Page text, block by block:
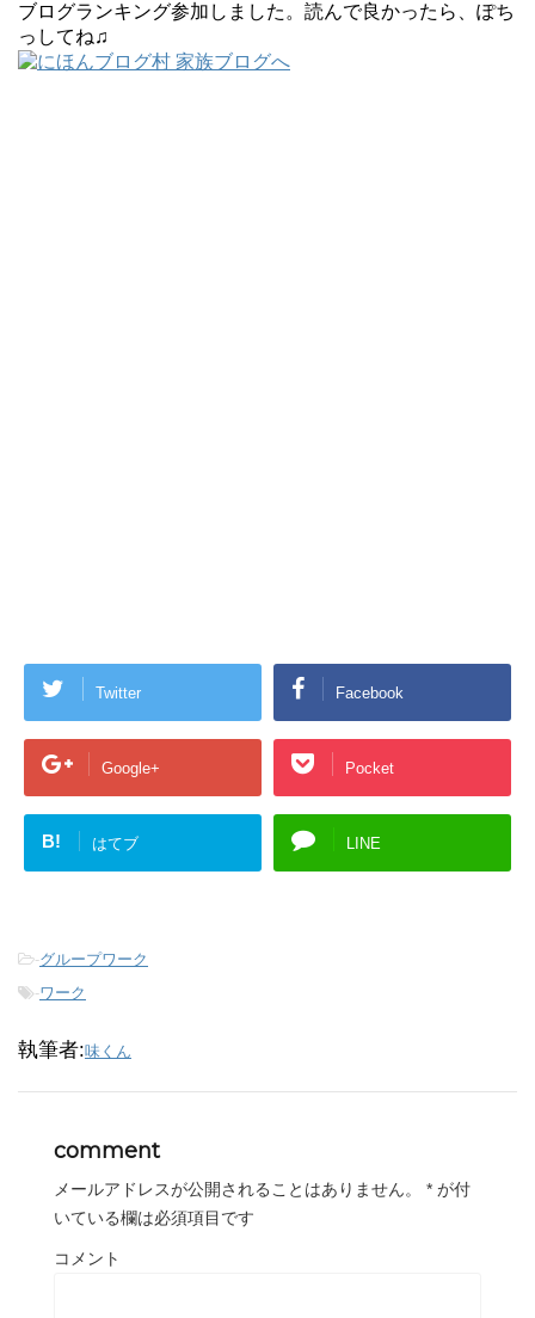
ブログランキング参加しました。読んで良かったら、ぽち
っしてね♫
Twitter Facebook
Google+ Pocket
B! はてブ LINE
-グループワーク
-ワーク
執筆者:味くん
comment
メールアドレスが公開されることはありません。 * が付
いている欄は必須項目です
コメント